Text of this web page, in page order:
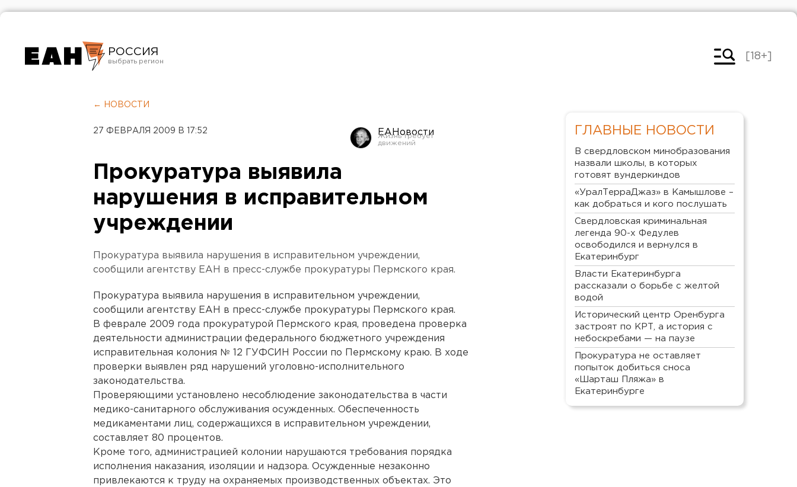
РОССИЯ
Челябинск
[18+]
← НОВОСТИ
27 ФЕВРАЛЯ 2009 В 17:52 ЕАНовости
Прокуратура выявила
нарушения в исправительном
учреждении
Прокуратура выявила нарушения в исправительном учреждении,
сообщили агентству ЕАН в пресс-службе прокуратуры Пермского края.
Прокуратура выявила нарушения в исправительном учреждении,
сообщили агентству ЕАН в пресс-службе прокуратуры Пермского края.
В феврале 2009 года прокуратурой Пермского края, проведена проверка
деятельности администрации федерального бюджетного учреждения
исправительная колония № 12 ГУФСИН России по Пермскому краю. В ходе
проверки выявлен ряд нарушений уголовно-исполнительного
законодательства.
Проверяющими установлено несоблюдение законодательства в части
медико-санитарного обслуживания осужденных. Обеспеченность
медикаментами лиц, содержащихся в исправительном учреждении,
составляет 80 процентов.
Кроме того, администрацией колонии нарушаются требования порядка
исполнения наказания, изоляции и надзора. Осужденные незаконно
привлекаются к труду на охраняемых производственных объектах. Это
ГЛАВНЫЕ НОВОСТИ
В свердловском минобразования
назвали школы, в которых
готовят вундеркиндов
«УралТерраДжаз» в Камышлове –
как добраться и кого послушать
Свердловская криминальная
легенда 90-х Федулев
освободился и вернулся в
Екатеринбург
Власти Екатеринбурга
рассказали о борьбе с желтой
водой
Исторический центр Оренбурга
застроят по КРТ, а история с
небоскребами — на паузе
Прокуратура не оставляет
попыток добиться сноса
«Шарташ Пляжа» в
Екатеринбурге